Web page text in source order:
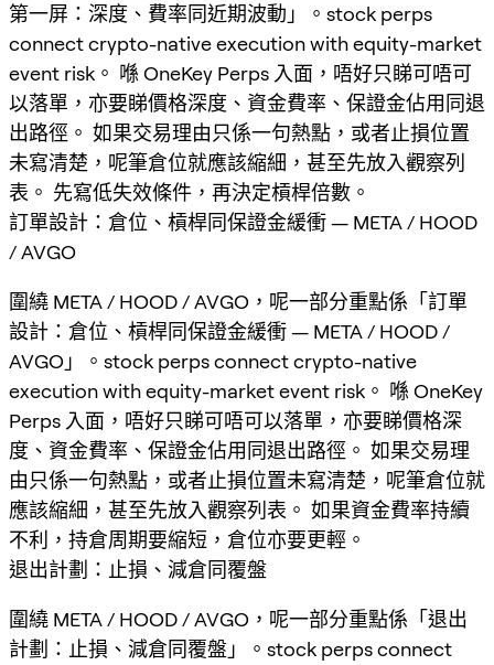
第一屏：深度、費率同近期波動」。stock perps
connect crypto-native execution with equity-market
event risk。 喺 OneKey Perps 入面，唔好只睇可唔可
以落單，亦要睇價格深度、資金費率、保證金佔用同退
出路徑。 如果交易理由只係一句熱點，或者止損位置
未寫清楚，呢筆倉位就應該縮細，甚至先放入觀察列
表。 先寫低失效條件，再決定槓桿倍數。
訂單設計：倉位、槓桿同保證金緩衝 — META / HOOD
/ AVGO
圍繞 META / HOOD / AVGO，呢一部分重點係「訂單
設計：倉位、槓桿同保證金緩衝 — META / HOOD /
AVGO」。stock perps connect crypto-native
execution with equity-market event risk。 喺 OneKey
Perps 入面，唔好只睇可唔可以落單，亦要睇價格深
度、資金費率、保證金佔用同退出路徑。 如果交易理
由只係一句熱點，或者止損位置未寫清楚，呢筆倉位就
應該縮細，甚至先放入觀察列表。 如果資金費率持續
不利，持倉周期要縮短，倉位亦要更輕。
退出計劃：止損、減倉同覆盤
圍繞 META / HOOD / AVGO，呢一部分重點係「退出
計劃：止損、減倉同覆盤」。stock perps connect